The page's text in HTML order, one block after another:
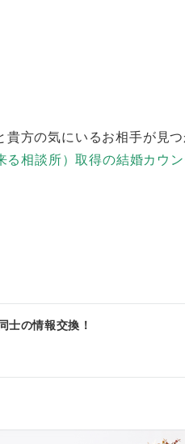
方の気にいるお相手が見つ
相談所）取得の結婚カウ
士の情報交換！